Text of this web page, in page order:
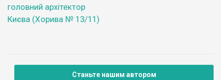
головний архітектор
Києва (Хорива № 13/11)
Станьте нашим автором